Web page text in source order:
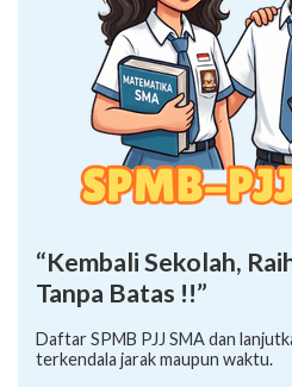
“Kembali Sekolah,
Tanpa Batas !!”
Daftar SPMB PJJ SMA dan
terkendala jarak maupun waktu.